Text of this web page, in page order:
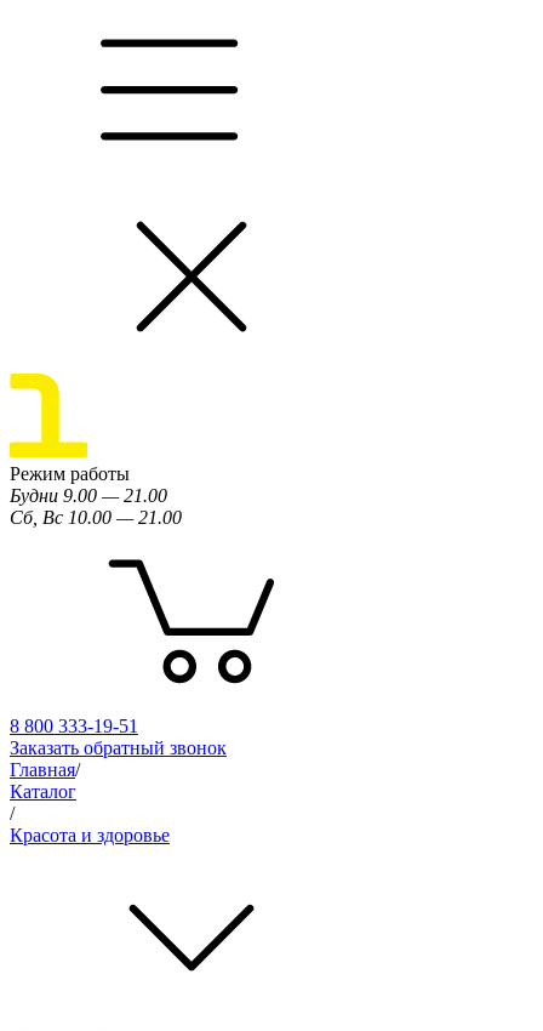
Режим работы
Будни 9.00 — 21.00
Сб, Вс 10.00 — 21.00
8 800 333-19-51
Заказать обратный звонок
Главная/
Каталог
/
Красота и здоровье